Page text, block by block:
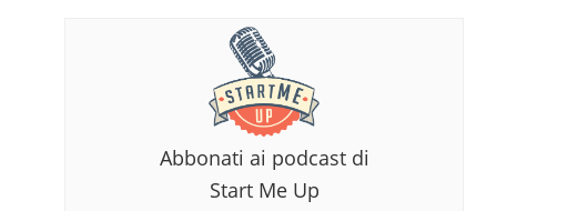
Abbonati ai podcast di
Start Me Up